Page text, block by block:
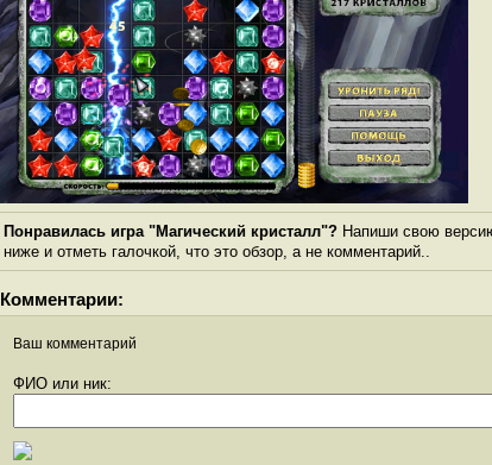
Понравилась игра "Магический кристалл"? Напиши свою
ниже и отметь галочкой, что это обзор, а не комментарий..
Комментарии:
Ваш комментарий
ФИО или ник: